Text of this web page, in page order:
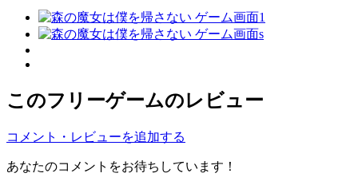
このフリーゲームのレビュー
コメント・レビューを追加する
あなたのコメントをお待ちしています！